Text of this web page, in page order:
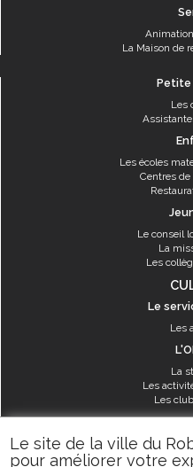
Le site de la ville du
pour améliorer votre
La Maison de
Petite
Les
Les écoles
Centres
Le conseil
La
Les
Le
Les
La
Les
Les
Les